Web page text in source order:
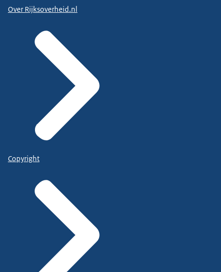
Over Rijksoverheid.nl
Copyright